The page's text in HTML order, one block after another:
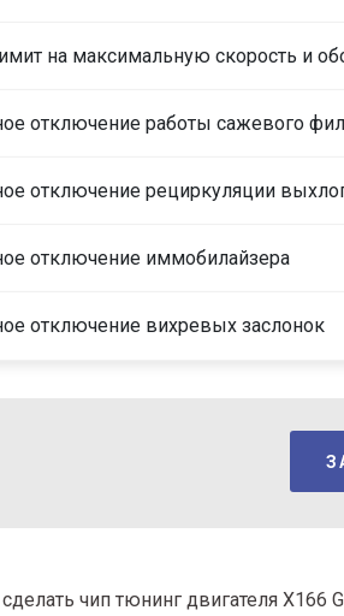
на максимальную скорость и
отключение работы сажевого
отключение рециркуляции
отключение иммобилайзера
отключение вихревых заслонок
чип тюнинг двигателя X166